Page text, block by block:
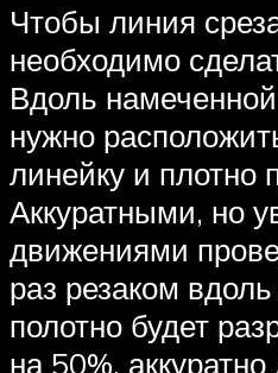
Чтобы линия
необходимо
Вдоль
нужно
линейку и плотно
Аккуратными, но
движениями
раз резаком
полотно будет
на 50%,